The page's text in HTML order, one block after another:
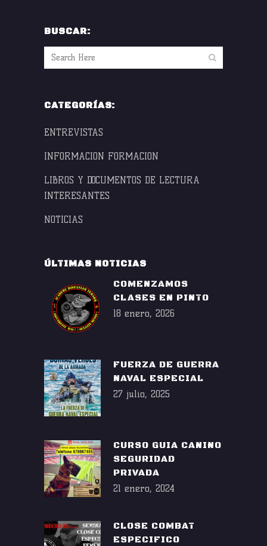
BUSCAR:
CATEGORÍAS:
ENTREVISTAS
INFORMACION FORMACION
LIBROS Y DOCUMENTOS DE LECTURA
INTERESANTES
NOTICIAS
ÚLTIMAS NOTICIAS
COMENZAMOS
CLASES EN PINTO
18 enero, 2026
FUERZA DE GUERRA
NAVAL ESPECIAL
27 julio, 2025
CURSO GUIA CANINO
SEGURIDAD
PRIVADA
21 enero, 2024
CLOSE COMBAT
ESPECIFICO